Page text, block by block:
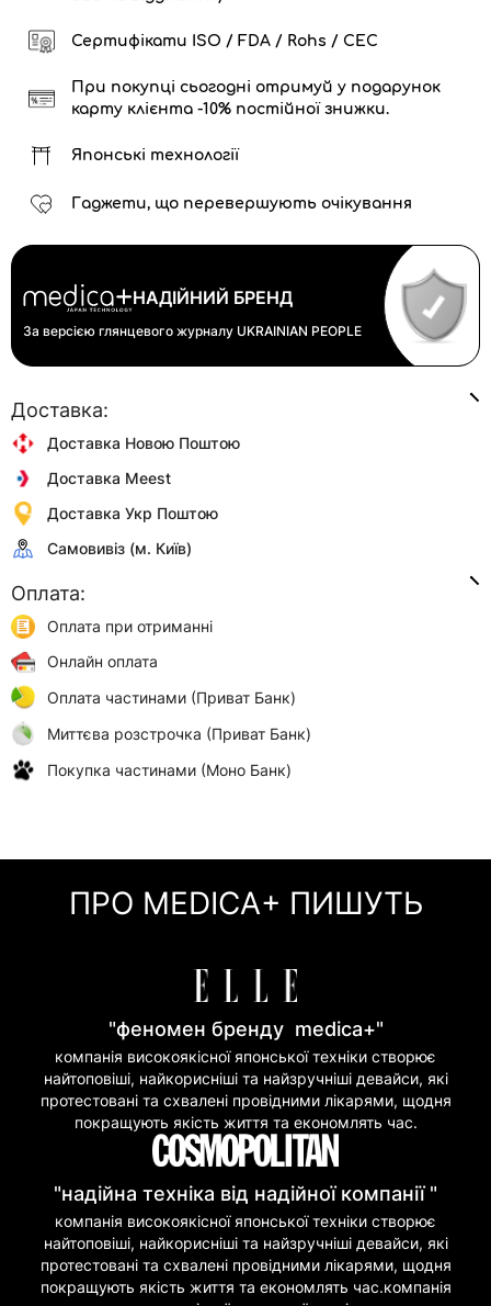
Сертифікати ISO / FDA / Rohs / CEC
При покупці сьогодні отримуй у подарунок
карту клієнта -10% постійної знижки.
Японські технології
Гаджети, що перевершують очікування
НАДІЙНИЙ БРЕНД
За версією глянцевого журналу UKRAINIAN PEOPLE
Доставка:
Доставка Новою Поштою
Доставка Meest
Доставка Укр Поштою
Самовивіз (м. Київ)
Оплата:
Оплата при отриманні
Онлайн оплата
Оплата частинами (Приват Банк)
Миттєва розстрочка (Приват Банк)
Покупка частинами (Моно Банк)
ПРО MEDICA+ ПИШУТЬ
"феномен бренду medica+"
компанія високоякісної японської техніки створює
найтоповіші, найкорисніші та найзручніші девайси, які
протестовані та схвалені провідними лікарями, щодня
покращують якість життя та економлять час.
"надійна техніка від надійної компанії "
компанія високоякісної японської техніки створює
найтоповіші, найкорисніші та найзручніші девайси, які
протестовані та схвалені провідними лікарями, щодня
покращують якість життя та економлять час.компанія